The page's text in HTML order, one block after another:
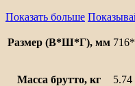
Показать больше
Размер (В*Ш*Г), мм
Масса брутто, кг 5.74